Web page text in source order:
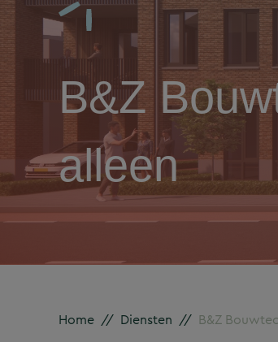
B&Z
alleen
Home // Diensten // B&Z